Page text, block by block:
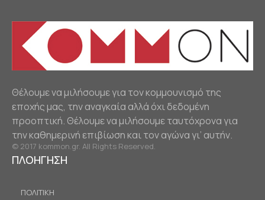
Θέλουμε να μιλήσουμε για τον κομμουνισμό της
εποχής μας, την αναγκαία αλλά όχι δεδομένη
προοπτική. Θέλουμε να μιλήσουμε ταυτόχρονα για
την καθημερινή επιβίωση και τον αγώνα γι’ αυτήν.
© 2017 kommon.gr. All Rights Reserved.
ΠΛΟΗΓΗΣΗ
ΠΟΛΙΤΙΚΗ